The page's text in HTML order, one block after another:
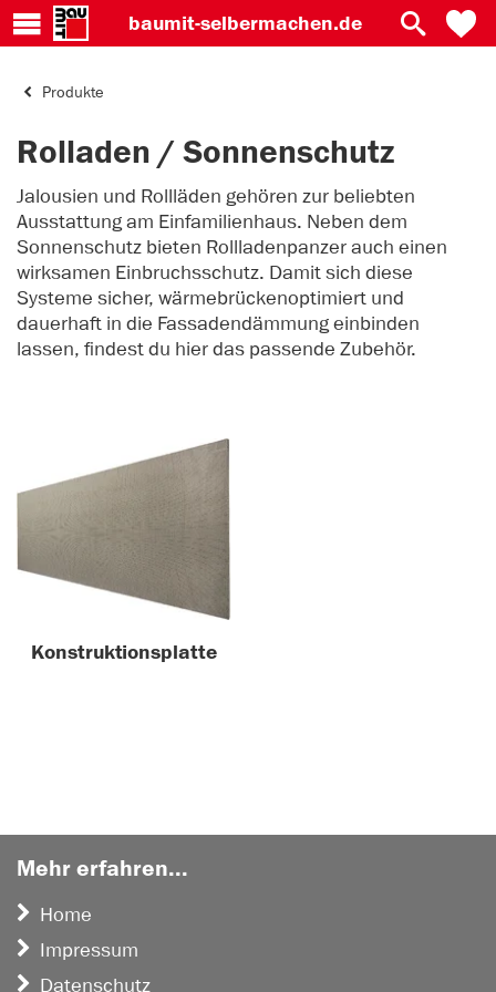
baumit-selbermachen.de
Produkte
Rolladen / Sonnenschutz
Jalousien und Rollläden gehören zur beliebten
Ausstattung am Einfamilienhaus. Neben dem
Sonnenschutz bieten Rollladenpanzer auch einen
wirksamen Einbruchsschutz. Damit sich diese
Systeme sicher, wärmebrückenoptimiert und
dauerhaft in die Fassadendämmung einbinden
lassen, findest du hier das passende Zubehör.
Konstruktionsplatte
Mehr erfahren...
Home
Impressum
Datenschutz